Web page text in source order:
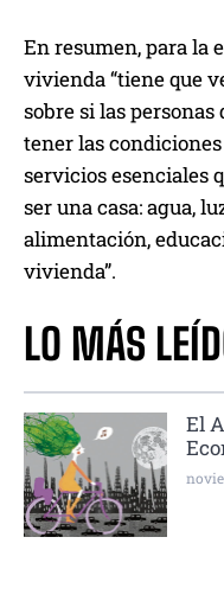
En resumen, para la
vivienda “tiene que
sobre si las
tener las
servicios esenciales
ser una casa: agua,
alimentación,
vivienda”.
LO MÁS
El